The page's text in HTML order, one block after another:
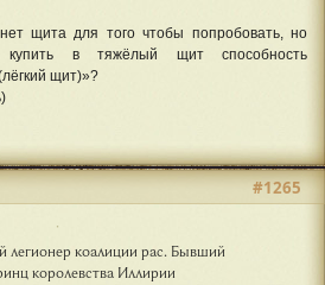
щита для того чтобы попробовать, но
в тяжёлый щит способность
щит)»?
легионер коалиции рас. Бывший
королевства Иллирии
#1265